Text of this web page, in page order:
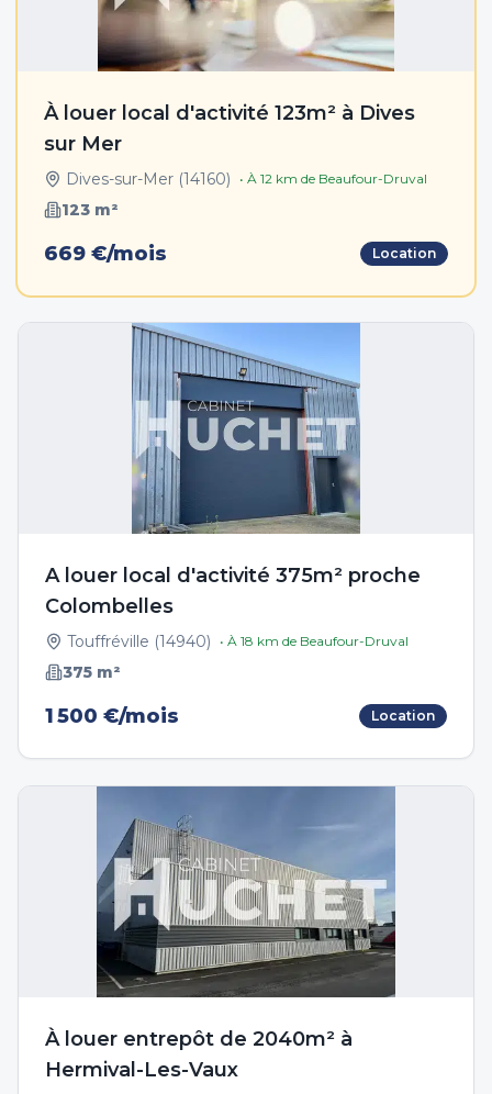
À louer local d'activité 123m² à Dives
sur Mer
Dives-sur-Mer (14160) • À 12 km de Beaufour-Druval
123 m²
669 €/mois Location
A louer local d'activité 375m² proche
Colombelles
Touffréville (14940) • À 18 km de Beaufour-Druval
375 m²
1 500 €/mois Location
À louer entrepôt de 2040m² à
Hermival-Les-Vaux